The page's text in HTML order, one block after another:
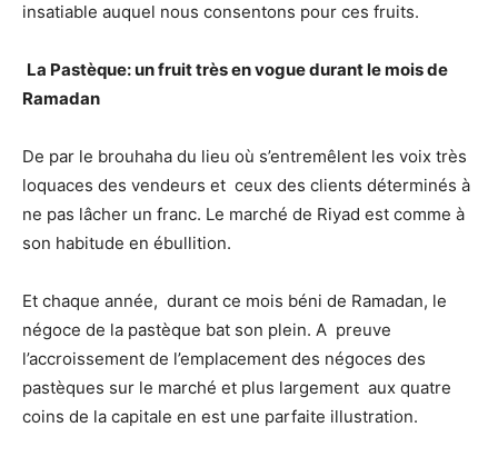
insatiable auquel nous consentons pour ces fruits.
La Pastèque: un fruit très en vogue durantle mois de
Ramadan
De par le brouhaha du lieu où s’entremêlent les voix très
loquaces des vendeurs et ceux des clients déterminés à
ne pas lâcher un franc. Le marché de Riyad est comme à
son habitude en ébullition.
Et chaque année, durant ce mois béni de Ramadan, le
négoce de la pastèque bat son plein. A preuve
l’accroissement de l’emplacement des négoces des
pastèques sur le marché et plus largement aux quatre
coins de la capitale en est une parfaite illustration.